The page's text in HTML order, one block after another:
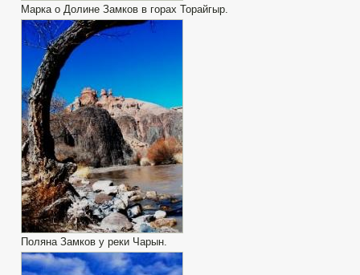
Марка о Долине Замков в горах Торайгыр.
Поляна Замков у реки Чарын.